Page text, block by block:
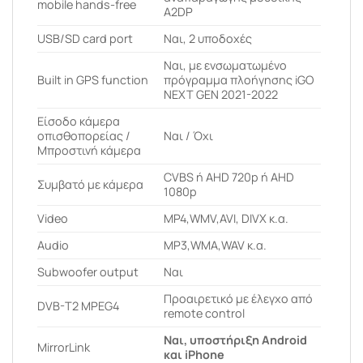
mobile hands-free
A2DP
USB/SD card port
Ναι, 2 υποδοχές
Built in GPS function
Ναι, με ενσωματωμένο
πρόγραμμα πλοήγησης iGO
NEXT GEN 2021-2022
Είσοδο κάμερα
οπισθοπορείας /
Μπροστινή κάμερα
Ναι / Όχι
Συμβατό με κάμερα
CVBS ή AHD 720p ή AHD
1080p
Video
MP4,WMV,AVI, DIVX κ.α.
Audio
MP3,WMA,WAV κ.α.
Subwoofer output
Ναι
DVB-T2 MPEG4
Προαιρετικό με έλεγχο από
remote control
MirrorLink
Ναι, υποστήριξη Android
και iPhone